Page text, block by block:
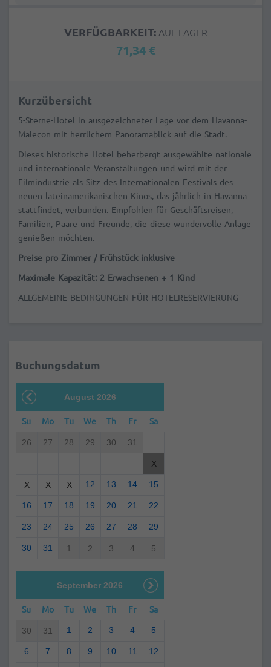
VERFÜGBARKEIT:AUF LAGER
71,34 €
Kurzübersicht
5-Sterne-Hotel in ausgezeichneter Lage vor dem Havanna-
Malecon mit herrlichem Panoramablick auf die Stadt.
Dieses historische Hotel beherbergt ausgewählte nationale
und internationale Veranstaltungen und wird mit der
Filmindustrie als Sitz des Internationalen Festivals des
neuen lateinamerikanischen Kinos, das jährlich in Havanna
stattfindet, verbunden. Empfohlen für Geschäftsreisen,
Familien, Paare und Freunde, die diese wundervolle Anlage
genießen möchten.
Preise pro Zimmer / Frühstück inklusive
Maximale Kapazität: 2 Erwachsenen + 1 Kind
ALLGEMEINE BEDINGUNGEN FÜR HOTELRESERVIERUNG
Buchungsdatum
August 2026
Su Mo Tu We Th Fr Sa
26 27 28 29 30 31
X
X X X 12 13 14 15
16 17 18 19 20 21 22
23 24 25 26 27 28 29
30 31 1 2 3 4 5
September 2026
Su Mo Tu We Th Fr Sa
30 31 1 2 3 4 5
6 7 8 9 10 11 12